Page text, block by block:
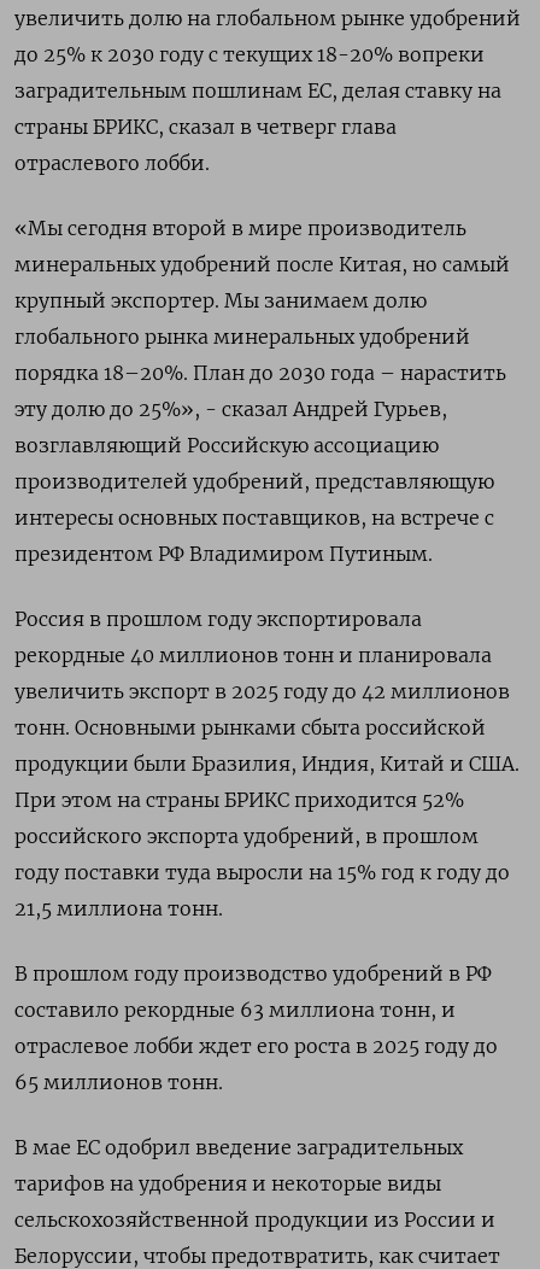
увеличить долю на глобальном рынке удобрений
до 25% к 2030 году с текущих 18-20% вопреки
заградительным пошлинам ЕС, делая ставку на
страны БРИКС, сказал в четверг глава
отраслевого лобби.
«Мы сегодня второй в мире производитель
минеральных удобрений после Китая, но самый
крупный экспортер. Мы занимаем долю
глобального рынка минеральных удобрений
порядка 18–20%. План до 2030 года – нарастить
эту долю до 25%», - сказал Андрей Гурьев,
возглавляющий Российскую ассоциацию
производителей удобрений, представляющую
интересы основных поставщиков, на встрече с
президентом РФ Владимиром Путиным.
Россия в прошлом году экспортировала
рекордные 40 миллионов тонн и планировала
увеличить экспорт в 2025 году до 42 миллионов
тонн. Основными рынками сбыта российской
продукции были Бразилия, Индия, Китай и США.
При этом на страны БРИКС приходится 52%
российского экспорта удобрений, в прошлом
году поставки туда выросли на 15% год к году до
21,5 миллиона тонн.
В прошлом году производство удобрений в РФ
составило рекордные 63 миллиона тонн, и
отраслевое лобби ждет его роста в 2025 году до
65 миллионов тонн.
В мае ЕС одобрил введение заградительных
тарифов на удобрения и некоторые виды
сельскохозяйственной продукции из России и
Белоруссии, чтобы предотвратить, как считает